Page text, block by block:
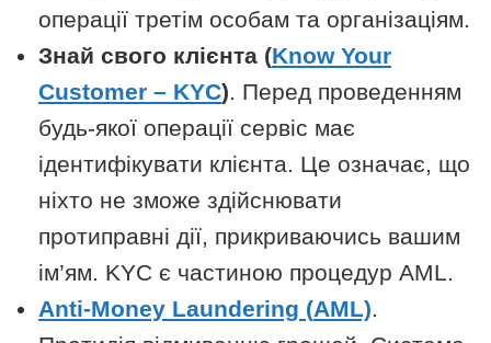
операції третім особам та організаціям.
Знай свого клієнта (Know Your
Customer – KYC). Перед проведенням
будь-якої операції сервіс має
ідентифікувати клієнта. Це означає, що
ніхто не зможе здійснювати
протиправні дії, прикриваючись вашим
ім’ям. KYC є частиною процедур AML.
Anti-Money Laundering (AML).